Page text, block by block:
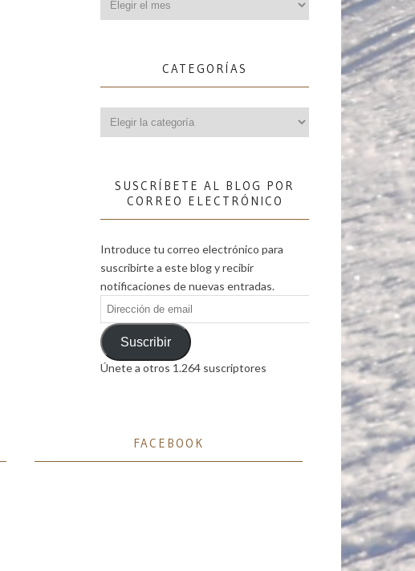
CATEGORÍAS
SUSCRÍBETE AL BLOG POR
CORREO ELECTRÓNICO
Introduce tu correo electrónico para
suscribirte a este blog y recibir
notificaciones de nuevas entradas.
Dirección
de
emailSuscribir
Únete a otros 1.264 suscriptores
FACEBOOK